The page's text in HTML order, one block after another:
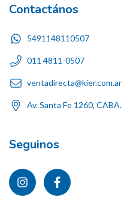
Contactános
5491148110507
011 4811-0507
ventadirecta@kier.com.ar
Av. Santa Fe 1260, CABA.
Seguinos